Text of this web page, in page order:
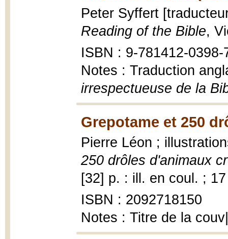
Peter Syffert
Reading of the Bible,
ISBN : 9-781412-0398-
Notes : Traduction
irrespectueuse de la
Grepotame et 250
Pierre Léon ;
250 drôles d'animaux
[32] p. : ill. en coul. ;
ISBN : 2092718150
Notes : Titre de la